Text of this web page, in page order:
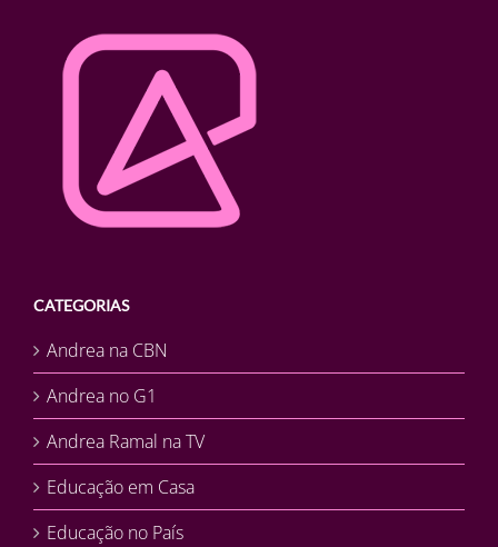
CATEGORIAS
Andrea na CBN
Andrea no G1
Andrea Ramal na TV
Educação em Casa
Educação no País